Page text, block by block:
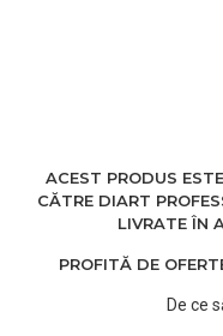
ACEST PRODUS
CĂTRE DIART
LIVRATE ÎN
PROFITĂ DE
De ce